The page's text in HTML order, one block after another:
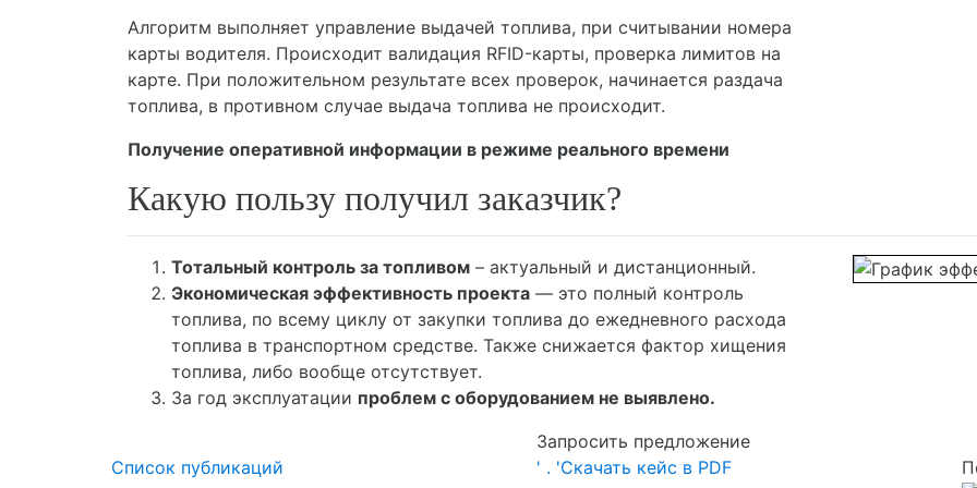
Алгоритм выполняет управление выдачей топлива, при считывании номера
карты водителя. Происходит валидация RFID-карты, проверка лимитов на
карте. При положительном результате всех проверок, начинается раздача
топлива, в противном случае выдача топлива не происходит.
Получение оперативной информации в режиме реального времени
Какую пользу получил заказчик?
Тотальный контроль за топливом – актуальный и дистанционный.
Экономическая эффективность проекта — это полный контроль
топлива, по всему циклу от закупки топлива до ежедневного расхода
топлива в транспортном средстве. Также снижается фактор хищения
топлива, либо вообще отсутствует.
За год эксплуатации проблем с оборудованием не выявлено.
Запросить предложение
' . 'Скачать кейс в PDF
Список публикаций